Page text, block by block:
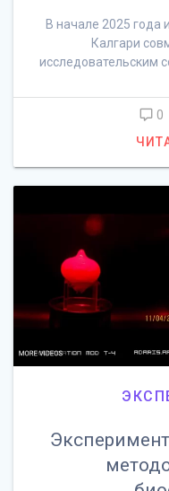
В начале 2025 года
Калгари
исследовательским
0